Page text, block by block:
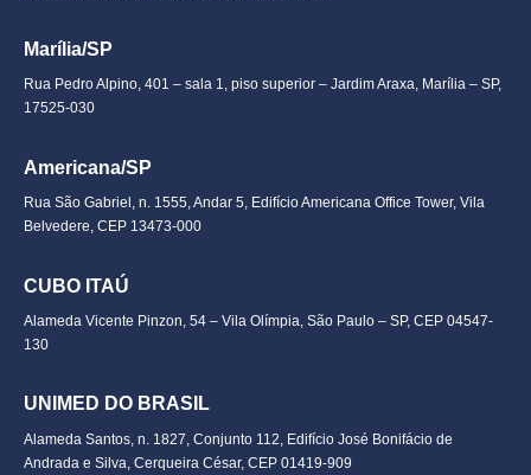
Marília/SP
Rua Pedro Alpino, 401 – sala 1, piso superior – Jardim Araxa, Marília – SP,
17525-030
Americana/SP
Rua São Gabriel, n. 1555, Andar 5, Edifício Americana Office Tower, Vila
Belvedere, CEP 13473-000
CUBO ITAÚ
Alameda Vicente Pinzon, 54 – Vila Olímpia, São Paulo – SP, CEP 04547-
130
UNIMED DO BRASIL
Alameda Santos, n. 1827, Conjunto 112, Edifício José Bonifácio de
Andrada e Silva, Cerqueira César, CEP 01419-909